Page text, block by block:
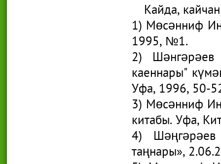
Кайда,
1) Мөсәнниф
1995, №1.
2)
каеннары"
Уфа, 1996, 50-
3) Мөсәнниф
китабы. Уфа,
4)
таңнары»,